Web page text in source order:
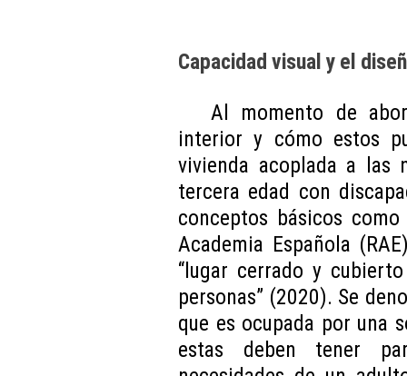
Capacidad visual y el
Al momento de
interior y cómo estos
vivienda acoplada a las
tercera edad con
conceptos básicos
Academia Española
“lugar cerrado y
personas” (2020). Se
que es ocupada por una
estas deben tener